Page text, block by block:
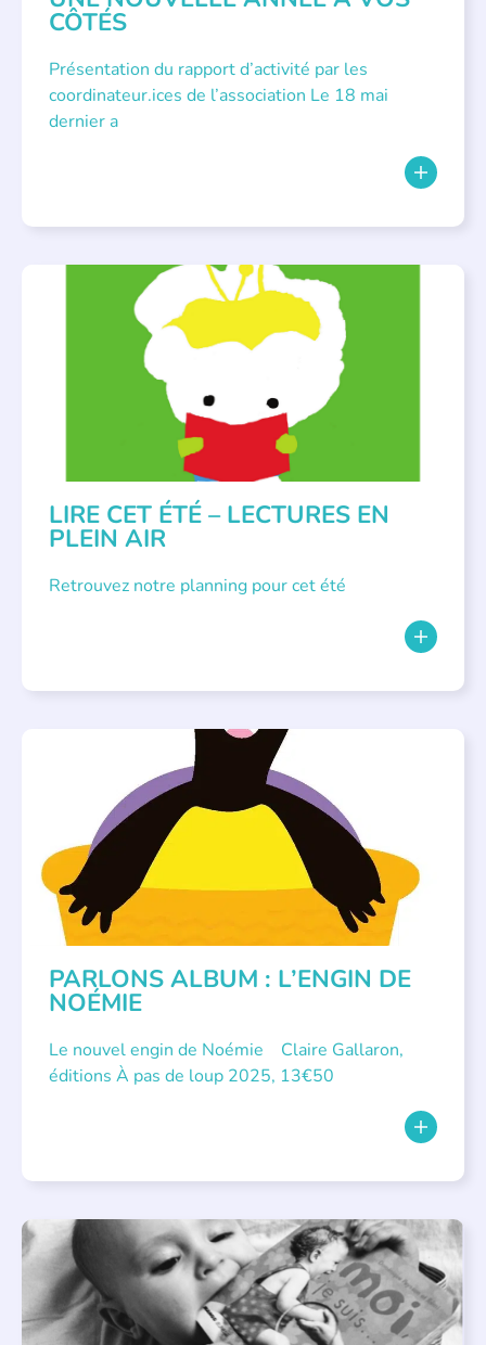
CÔTÉS
Présentation du rapport d’activité par les
coordinateur.ices de l’association Le 18 mai
dernier a
BIBLIOTHÈQUES ÉVÉNEMENTS , LECTURE INDIVIDUALISÉE
LITTÉRATURE JEUNESSE
LIRE CET ÉTÉ – LECTURES EN
PLEIN AIR
Retrouvez notre planning pour cet été
PARLONS ALBUM : L’ENGIN DE
NOÉMIE
Le nouvel engin de Noémie Claire Gallaron,
éditions À pas de loup 2025, 13€50
APPEL À SOUTIEN